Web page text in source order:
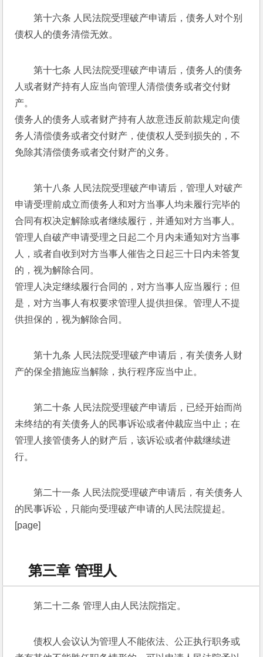
第十六条 人民法院受理破产申请后，债务人对个别
债权人的债务清偿无效。
第十七条 人民法院受理破产申请后，债务人的债务
人或者财产持有人应当向管理人清偿债务或者交付财
产。
债务人的债务人或者财产持有人故意违反前款规定向债
务人清偿债务或者交付财产，使债权人受到损失的，不
免除其清偿债务或者交付财产的义务。
第十八条 人民法院受理破产申请后，管理人对破产
申请受理前成立而债务人和对方当事人均未履行完毕的
合同有权决定解除或者继续履行，并通知对方当事人。
管理人自破产申请受理之日起二个月内未通知对方当事
人，或者自收到对方当事人催告之日起三十日内未答复
的，视为解除合同。
管理人决定继续履行合同的，对方当事人应当履行；但
是，对方当事人有权要求管理人提供担保。管理人不提
供担保的，视为解除合同。
第十九条 人民法院受理破产申请后，有关债务人财
产的保全措施应当解除，执行程序应当中止。
第二十条 人民法院受理破产申请后，已经开始而尚
未终结的有关债务人的民事诉讼或者仲裁应当中止；在
管理人接管债务人的财产后，该诉讼或者仲裁继续进
行。
第二十一条 人民法院受理破产申请后，有关债务人
的民事诉讼，只能向受理破产申请的人民法院提起。
[page]
第三章 管理人
第二十二条 管理人由人民法院指定。
债权人会议认为管理人不能依法、公正执行职务或